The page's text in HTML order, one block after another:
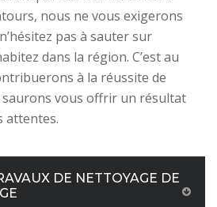
nous ne vous exigerons
pas à sauter sur
dans la région. C’est au
à la réussite de
vous offrir un résultat
attentes.
DE NETTOYAGE DE